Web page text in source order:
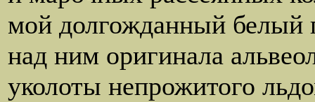
мой долгожданный белый
над ним оригинала
уколоты непрожитого